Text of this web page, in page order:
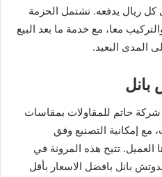
كل ريال يدفعه. تشتمل الحزمة
معا، مع خدمة ما بعد البيع
المدى البعيد.
شركة حاتم للمقاولات بمقاسات
إمكانية التصنيع وفق
تتيح هذه المرونة في
بانل بافضل الاسعار بأقل